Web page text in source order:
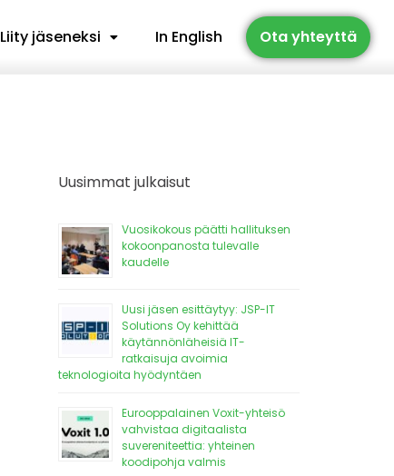
Liity jäseneksi In English Ota yhteyttä
Uusimmat julkaisut
Vuosikokous päätti hallituksen
kokoonpanosta tulevalle
kaudelle
Uusi jäsen esittäytyy: JSP-IT
Solutions Oy kehittää
käytännönläheisiä IT-
ratkaisuja avoimia
teknologioita hyödyntäen
Eurooppalainen Voxit-yhteisö
vahvistaa digitaalista
suvereniteettia: yhteinen
koodipohja valmis